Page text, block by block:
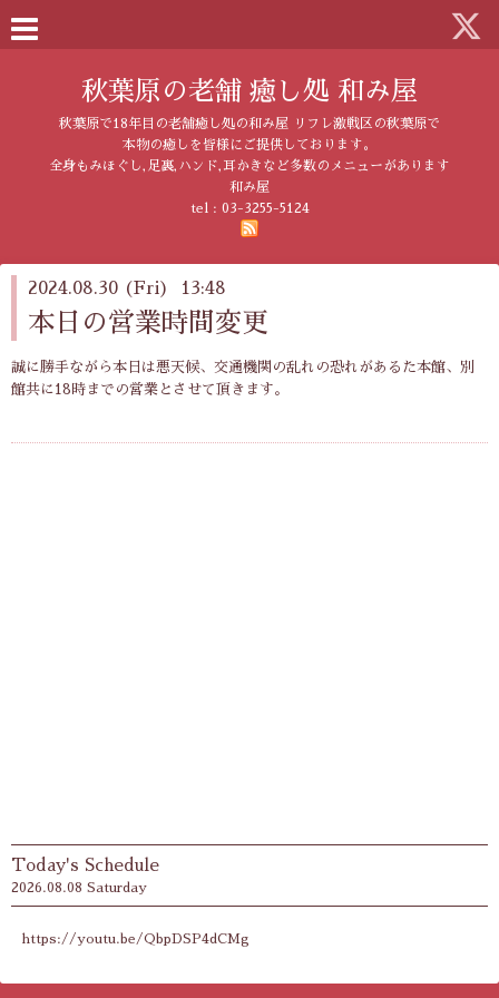
秋葉原の老舗 癒し処 和み屋
秋葉原で18年目の老舗癒し処の和み屋 リフレ激戦区の秋葉原で
本物の癒しを皆様にご提供しております。
全身もみほぐし,足裏,ハンド,耳かきなど多数のメニューがあります
和み屋
tel : 03-3255-5124
2024.08.30 (Fri) 13:48
本日の営業時間変更
誠に勝手ながら本日は悪天候、交通機関の乱れの恐れがあるた本館、別
館共に18時までの営業とさせて頂きます。
Today's Schedule
2026.08.08 Saturday
https://youtu.be/QbpDSP4dCMg